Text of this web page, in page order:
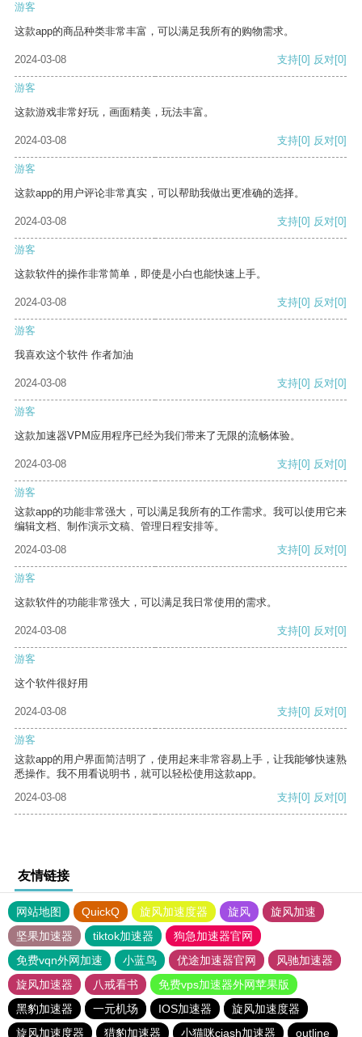
游客
这款app的商品种类非常丰富，可以满足我所有的购物需求。
2024-03-08 支持[0] 反对[0]
游客
这款游戏非常好玩，画面精美，玩法丰富。
2024-03-08 支持[0] 反对[0]
游客
这款app的用户评论非常真实，可以帮助我做出更准确的选择。
2024-03-08 支持[0] 反对[0]
游客
这款软件的操作非常简单，即使是小白也能快速上手。
2024-03-08 支持[0] 反对[0]
游客
我喜欢这个软件 作者加油
2024-03-08 支持[0] 反对[0]
游客
这款加速器VPM应用程序已经为我们带来了无限的流畅体验。
2024-03-08 支持[0] 反对[0]
游客
这款app的功能非常强大，可以满足我所有的工作需求。我可以使用它来
编辑文档、制作演示文稿、管理日程安排等。
2024-03-08
支持[0] 反对[0]
游客
这款软件的功能非常强大，可以满足我日常使用的需求。
2024-03-08 支持[0] 反对[0]
游客
这个软件很好用
2024-03-08 支持[0] 反对[0]
游客
这款app的用户界面简洁明了，使用起来非常容易上手，让我能够快速熟
悉操作。我不用看说明书，就可以轻松使用这款app。
2024-03-08
支持[0] 反对[0]
友情链接
网站地图 QuickQ 旋风加速度器 旋风
旋风加速
坚果加速器
tiktok加速器
狗急加速器官网
免费vqn外网加速
小蓝鸟 优途加速器官网
风驰加速器
旋风加速器
八戒看书
免费vps加速器外网苹果版
黑豹加速器
一元机场 IOS加速器
旋风加速度器
旋风加速度器
猎豹加速器 小猫咪ciash加速器 outline